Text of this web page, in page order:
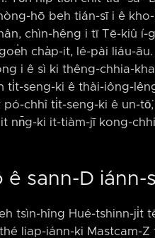
hō beh tián-sī i ê
chìn-hêng i tī Tē-kiû í-
cha̍p-it, lé-pài liáu-
i ê sì ki thêng-chhia-
ti̍t-seng-ki ê thài-iông-
pó-chhî ti̍t-seng-ki ê un-
nn̄g-ki it-tiàm-jī kong-
ê sann-D iánn-
tsìn-hîng Hué-tshinn-ji̍t
liap-iánn-ki Mastcam-